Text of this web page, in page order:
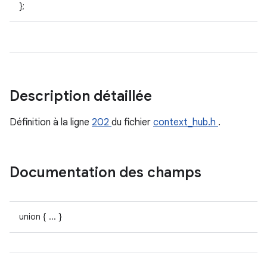
};
Description détaillée
Définition à la ligne 202 du fichier context_hub.h .
Documentation des champs
union { ... }